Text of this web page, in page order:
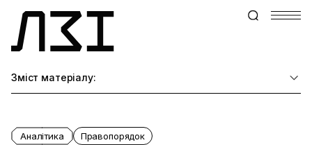
Зміст матеріалу:
Аналітика Правопорядок